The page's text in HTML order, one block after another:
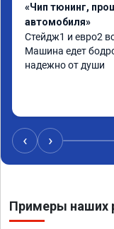
«Чип тюнинг,
автомобиля»
Стейдж1 и евро2
Машина едет
надежно от души
‹ ›
Примеры наших